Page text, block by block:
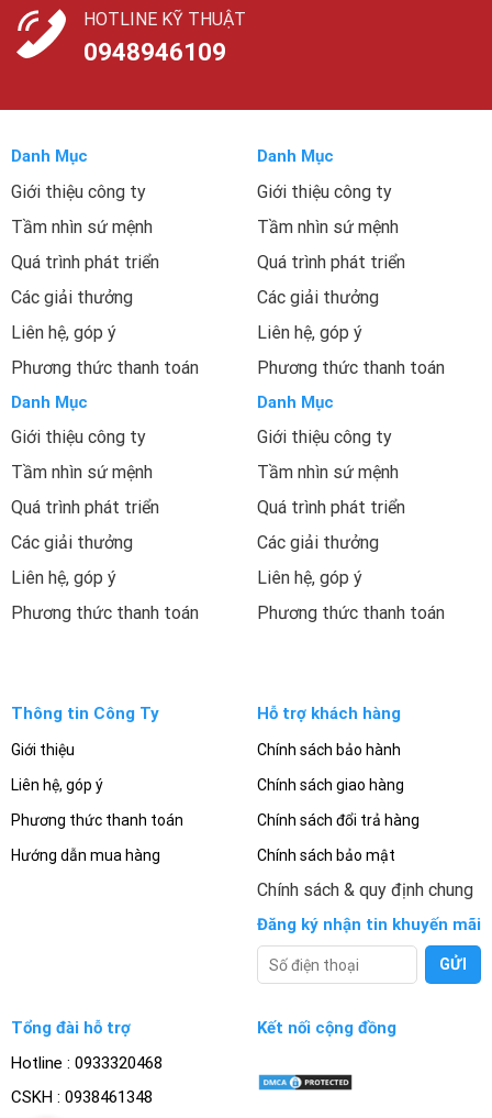
HOTLINE KỸ THUẬT
0948946109
Danh Mục
Giới thiệu công ty
Tầm nhìn sứ mệnh
Quá trình phát triển
Các giải thưởng
Liên hệ, góp ý
Phương thức thanh toán
Danh Mục
Giới thiệu công ty
Tầm nhìn sứ mệnh
Quá trình phát triển
Các giải thưởng
Liên hệ, góp ý
Phương thức thanh toán
Danh Mục
Giới thiệu công ty
Tầm nhìn sứ mệnh
Quá trình phát triển
Các giải thưởng
Liên hệ, góp ý
Phương thức thanh toán
Danh Mục
Giới thiệu công ty
Tầm nhìn sứ mệnh
Quá trình phát triển
Các giải thưởng
Liên hệ, góp ý
Phương thức thanh toán
Thông tin Công Ty
Giới thiệu
Liên hệ, góp ý
Phương thức thanh toán
Hướng dẫn mua hàng
Hỗ trợ khách hàng
Chính sách bảo hành
Chính sách giao hàng
Chính sách đổi trả hàng
Chính sách bảo mật
Chính sách & quy định chung
Đăng ký nhận tin khuyến mãi
Tổng đài hỗ trợ
Hotline : 0933320468
CSKH : 0938461348
Kết nối cộng đồng